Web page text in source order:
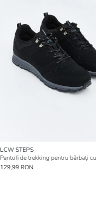
LCW STEPS
129,99 RON